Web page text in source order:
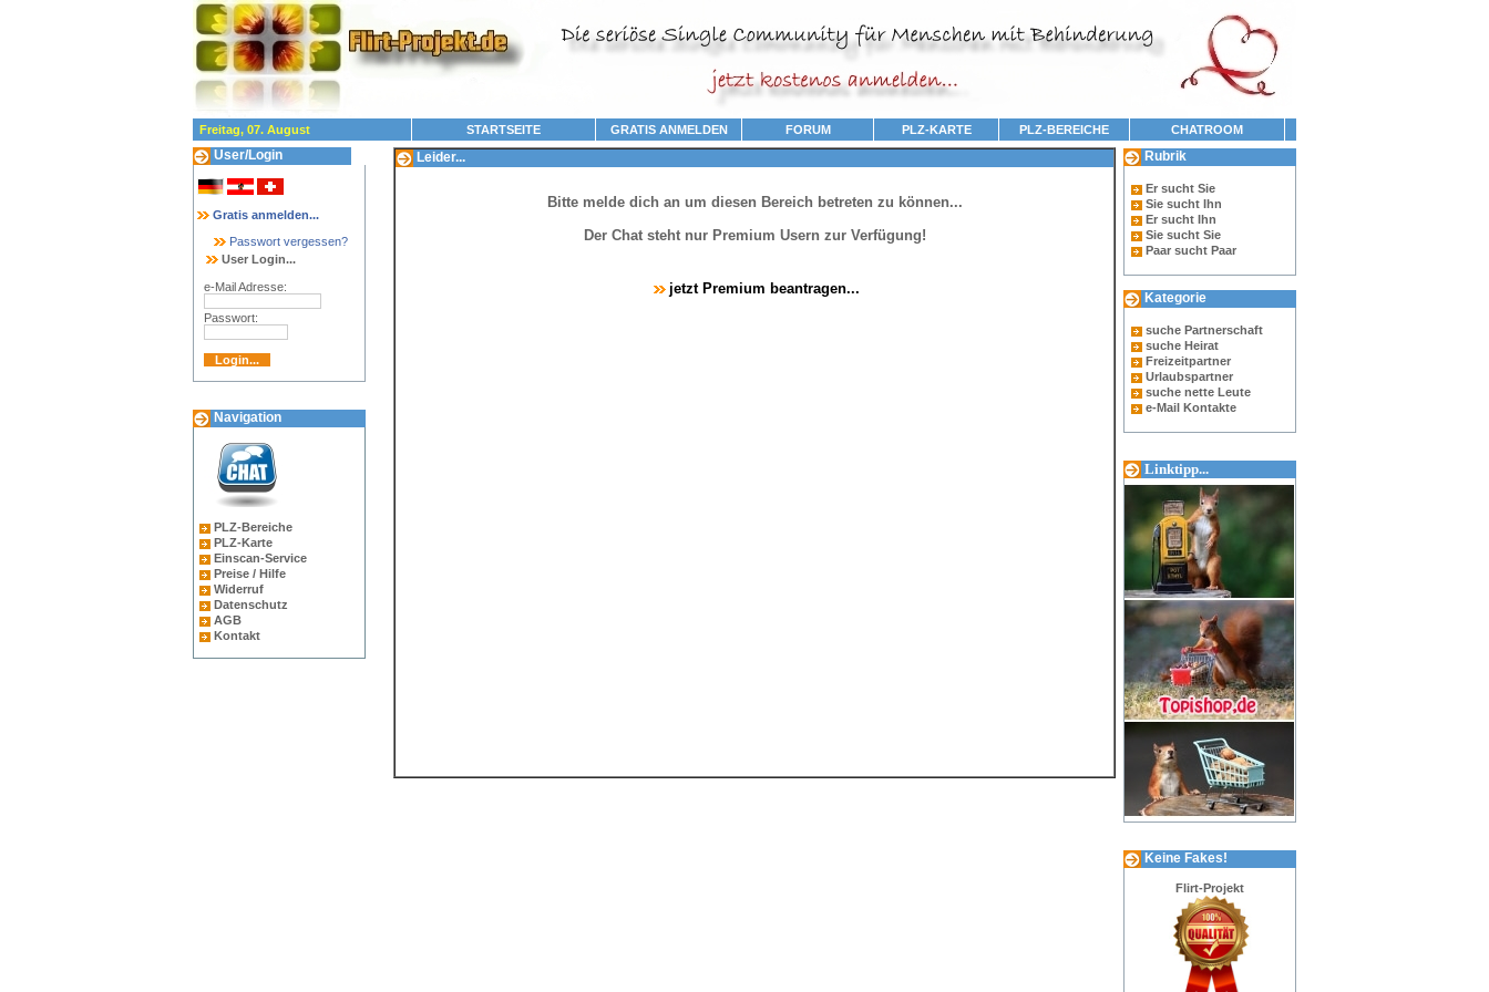
Freitag, 07. August STARTSEITE GRATIS ANMELDEN FORUM PLZ-KARTE PLZ-BEREICHE CHATROOM
User/Login
Gratis anmelden...
Passwort vergessen?
User Login...
e-Mail Adresse:
Passwort:
Navigation
PLZ-Bereiche
PLZ-Karte
Einscan-Service
Preise / Hilfe
Widerruf
Datenschutz
AGB
Kontakt
Leider...
Bitte melde dich an um diesen Bereich betreten zu können...
Der Chat steht nur Premium Usern zur Verfügung!
jetzt Premium beantragen...
Rubrik
Er sucht Sie
Sie sucht Ihn
Er sucht Ihn
Sie sucht Sie
Paar sucht Paar
Kategorie
suche Partnerschaft
suche Heirat
Freizeitpartner
Urlaubspartner
suche nette Leute
e-Mail Kontakte
Linktipp...
Keine Fakes!
Flirt-Projekt